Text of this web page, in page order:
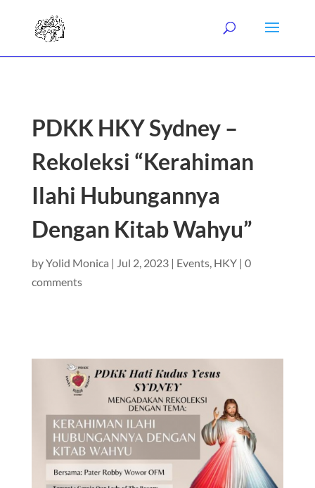
PDKK HKY Sydney –
Rekoleksi “Kerahiman
Ilahi Hubungannya
Dengan Kitab Wahyu”
byYolid Monica | Jul 2, 2023| Events, HKY| 0
comments